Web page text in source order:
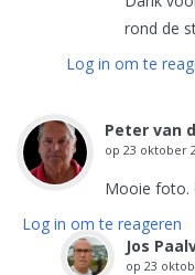
rond de
Log in om te
Peter van
op 23 oktober
Mooie foto.
Log in om te reageren
Jos
op 23